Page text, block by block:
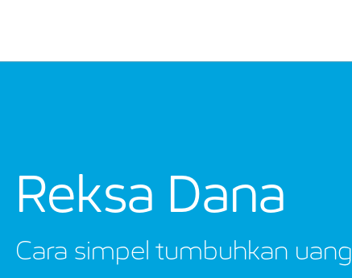
Reksa Dana
Cara simpel tumbuhkan uang